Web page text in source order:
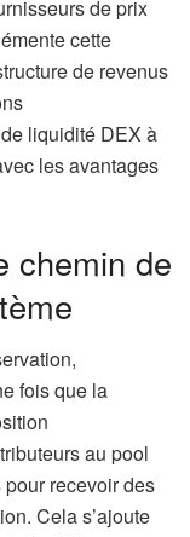
de prix
cette
de revenus
liquidité DEX à
les avantages
chemin de
fois que la
au pool
recevoir des
Cela s’ajoute